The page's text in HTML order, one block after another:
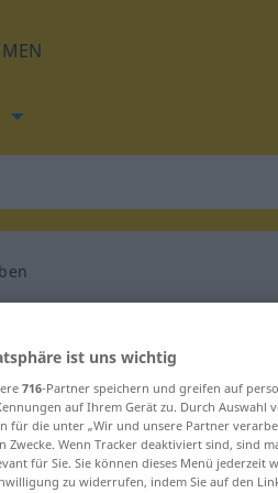
für "zurückgeben"
ist uns wichtig
716-Partner speichern und greifen auf
auf Ihrem Gerät zu. Durch Auswahl
für die unter „Wir und unsere Partner
Zwecke. Wenn Tracker deaktiviert sind, sind
für Sie. Sie können dieses Menü
zu widerrufen, indem Sie auf den